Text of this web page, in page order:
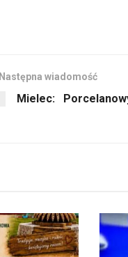
Następna wiadomość
Mielec: